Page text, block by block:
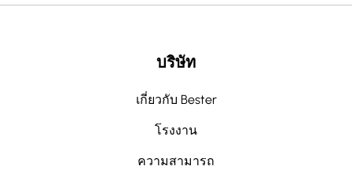
บริษัท
เกี่ยวกับ Bester
โรงงาน
ความสามารถ